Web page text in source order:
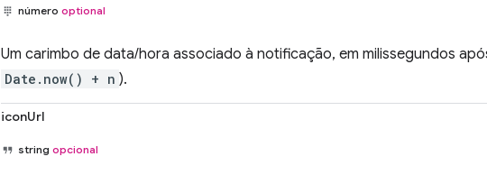
número optional
Um carimbo de data/hora associado à notificação, em milissegundos
Date.now() + n ).
iconUrl
string opcional